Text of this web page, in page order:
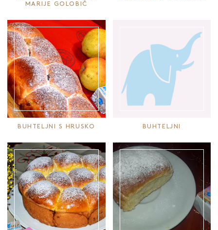
MARIJE GOLOBIČ
BUHTELJNI S HRUSKO BUHTELJNI